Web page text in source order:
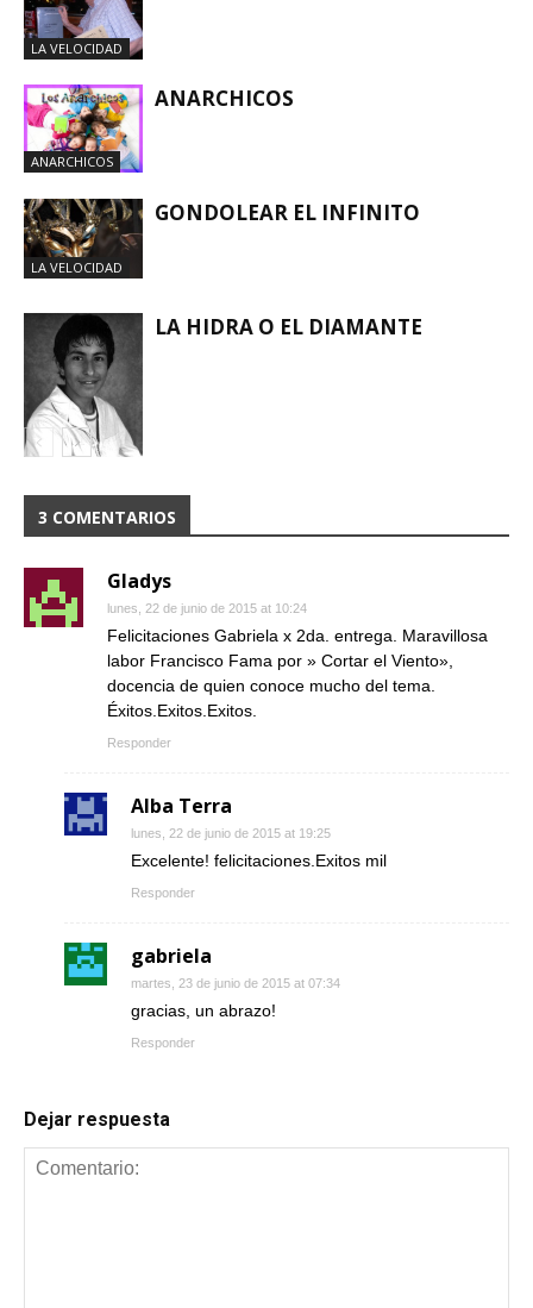
LA VELOCIDAD
ANARCHICOS
ANARCHICOS
LA VELOCIDAD
GONDOLEAR EL INFINITO
LA HIDRA O EL DIAMANTE
3 COMENTARIOS
Gladys
lunes, 22 de junio de 2015 at 10:24
Felicitaciones Gabriela x 2da. entrega. Maravillosa
labor Francisco Fama por » Cortar el Viento»,
docencia de quien conoce mucho del tema.
Éxitos.Exitos.Exitos.
Responder
Alba Terra
lunes, 22 de junio de 2015 at 19:25
Excelente! felicitaciones.Exitos mil
Responder
gabriela
martes, 23 de junio de 2015 at 07:34
gracias, un abrazo!
Responder
Dejar respuesta